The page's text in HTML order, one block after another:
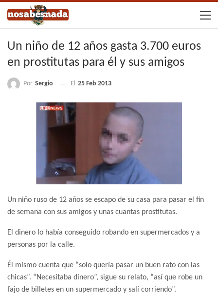
Un niño de 12 años gasta 3.700 euros
en prostitutas para él y sus amigos
Por Sergio El 25 Feb 2013
Un niño ruso de 12 años se escapo de su casa para pasar el fin
de semana con sus amigos y unas cuantas prostitutas.
El dinero lo había conseguido robando en supermercados y a
personas por la calle.
Él mismo cuenta que “solo quería pasar un buen rato con las
chicas”. “Necesitaba dinero”, sigue su relato, “así que robe un
fajo de billetes en un supermercado y salí corriendo”.